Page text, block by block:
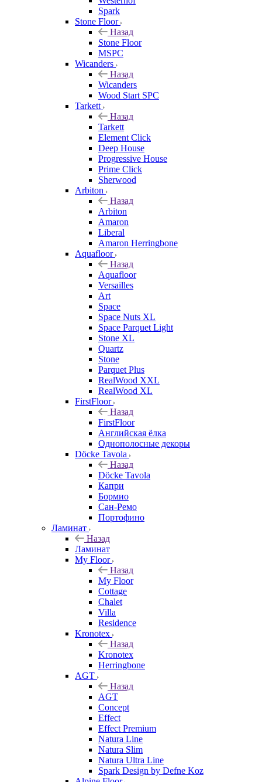
Spark
Stone Floor
Назад
Stone Floor
MSPC
Wicanders
Назад
Wicanders
Wood Start SPC
Tarkett
Назад
Tarkett
Element Click
Deep House
Progressive House
Prime Click
Sherwood
Arbiton
Назад
Arbiton
Amaron
Liberal
Amaron Herringbone
Aquafloor
Назад
Aquafloor
Versailles
Art
Space
Space Nuts XL
Space Parquet Light
Stone XL
Quartz
Stone
Parquet Plus
RealWood XXL
RealWood XL
FirstFloor
Назад
FirstFloor
Английская ёлка
Однополосные декоры
Döcke Tavola
Назад
Döcke Tavola
Капри
Бормио
Сан-Ремо
Портофино
Ламинат
Назад
Ламинат
My Floor
Назад
My Floor
Cottage
Chalet
Villa
Residence
Kronotex
Назад
Kronotex
Herringbone
AGT
Назад
AGT
Concept
Effect
Effect Premium
Natura Line
Natura Slim
Natura Ultra Line
Spark Design by Defne Koz